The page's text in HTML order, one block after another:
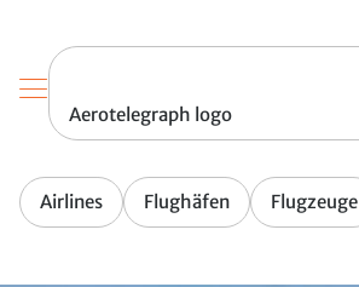
Aerotelegraph logo
Airlines Flughäfen Flugzeuge